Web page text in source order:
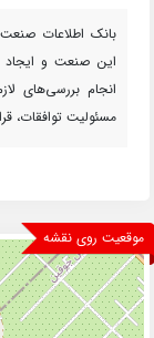
بانک اطلاعات صنعت
این صنعت و ایجاد
انجام بررسی‌های
مسئولیت توافقات،
موقعیت روی نقشه